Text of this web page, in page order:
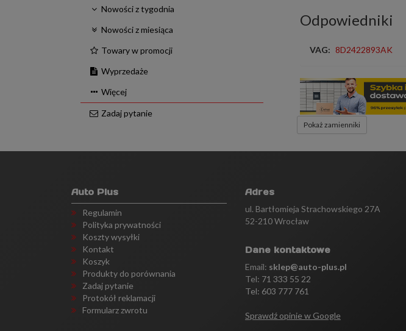
Nowości z tygodnia
Nowości z miesiąca
Towary w promocji
Wyprzedaże
Więcej
Zadaj pytanie
Odpowiedniki
VAG: 8D2422893AK
Pokaż zamienniki
Auto Plus
Regulamin
Polityka prywatności
Koszty wysyłki
Kontakt
Koszyk
Produkty do porównania
Zadaj pytanie
Protokół reklamacji
Formularz zwrotu
Adres
ul. Bartłomieja Strachowskiego 27A
52-210 Wrocław
Dane kontaktowe
Email: sklep@auto-plus.pl
Tel: 71 333 55 22
Tel: 603 777 761
Sprawdź opinie w Google